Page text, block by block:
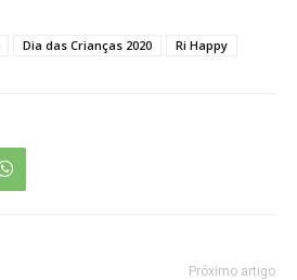
Dia das Crianças 2020 Ri Happy
Próximo artigo